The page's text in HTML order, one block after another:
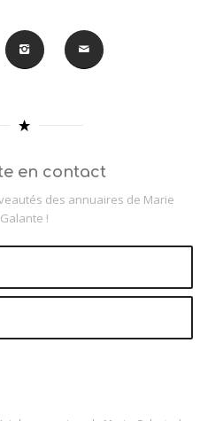
en contact
des annuaires de Marie
Galante !